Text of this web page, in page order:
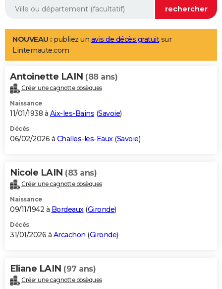
Aménagement intérieur
LIFESTYLE
Art de vivre
Bien-être
Loisirs
Mode
Modes de vie
Alimentation
Guide de la santé
Maladies
Médicaments
Sommeil
VOYAGE
Destinations
City break
Voyage nature
Voyage de noces
Forum
Climat
+PHOTO
GUIDES D'ACHAT
BONS PLANS
Carte de Noël
Carte Bonne année
Carte Saint-Valentin
Carte Pâques
Carte d'anniversaire
DICTIONNAIRE
Dictionnaire
Biographies
Citations
Expressions
Proverbes
PROGRAMME TV
S'inscrire
Se connecter
Lycées
Collèges
Primaires
Universités
Entreprises
Service militaire
Avis de recherche
AVIS DE DÉCÈS
Bricolage
Lifestyle
Culture
Sport
Auto
Television
Voyage
Cinema
NOUVEAU : publiez un avis de décès gratuitsur
Linternaute.com
Antoinette LAIN (88 ans)
Créer une cagnotte obsèques
Naissance
11/01/1938 à Aix-les-Bains (Savoie)
Décès
06/02/2026 à Challes-les-Eaux(Savoie)
Nicole LAIN (83 ans)
Créer une cagnotte obsèques
Naissance
09/11/1942 à Bordeaux(Gironde)
Décès
31/01/2026 à Arcachon (Gironde)
Eliane LAIN (97 ans)
Créer une cagnotte obsèques